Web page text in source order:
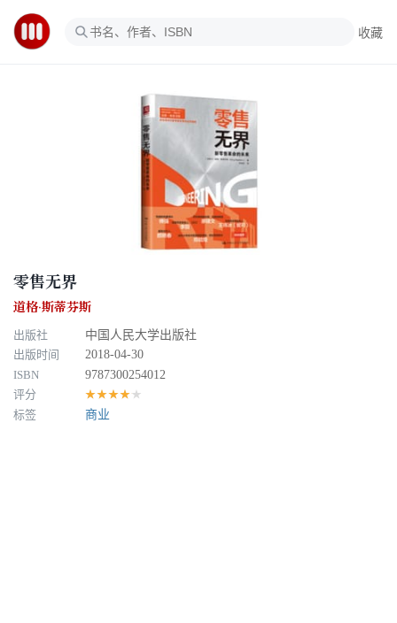
收藏
零售无界
道格·斯蒂芬斯
出版社
中国人民大学出版社
出版时间
2018-04-30
ISBN
9787300254012
评分
★★★★★
标签 商业